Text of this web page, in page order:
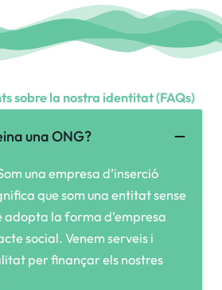
sobre la nostra identitat (FAQs)
una ONG?
una empresa d’inserció
que som una entitat sense
adopta la forma d’empresa
social. Venem serveis i
per finançar els nostres